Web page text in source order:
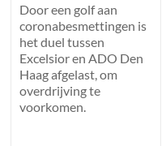
Door een golf aan
coronabesmettingen is
het duel tussen
Excelsior en ADO Den
Haag afgelast, om
overdrijving te
voorkomen.